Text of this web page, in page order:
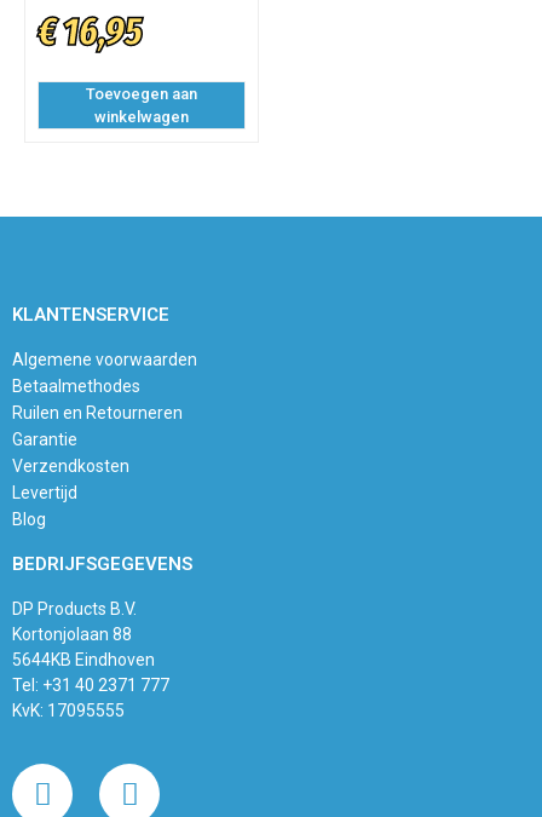
€16,95
Toevoegen aan
winkelwagen
KLANTENSERVICE
Algemene voorwaarden
Betaalmethodes
Ruilen en Retourneren
Garantie
Verzendkosten
Levertijd
Blog
BEDRIJFSGEGEVENS
DP Products B.V.
Kortonjolaan 88
5644KB Eindhoven
Tel: +31 40 2371 777
KvK: 17095555